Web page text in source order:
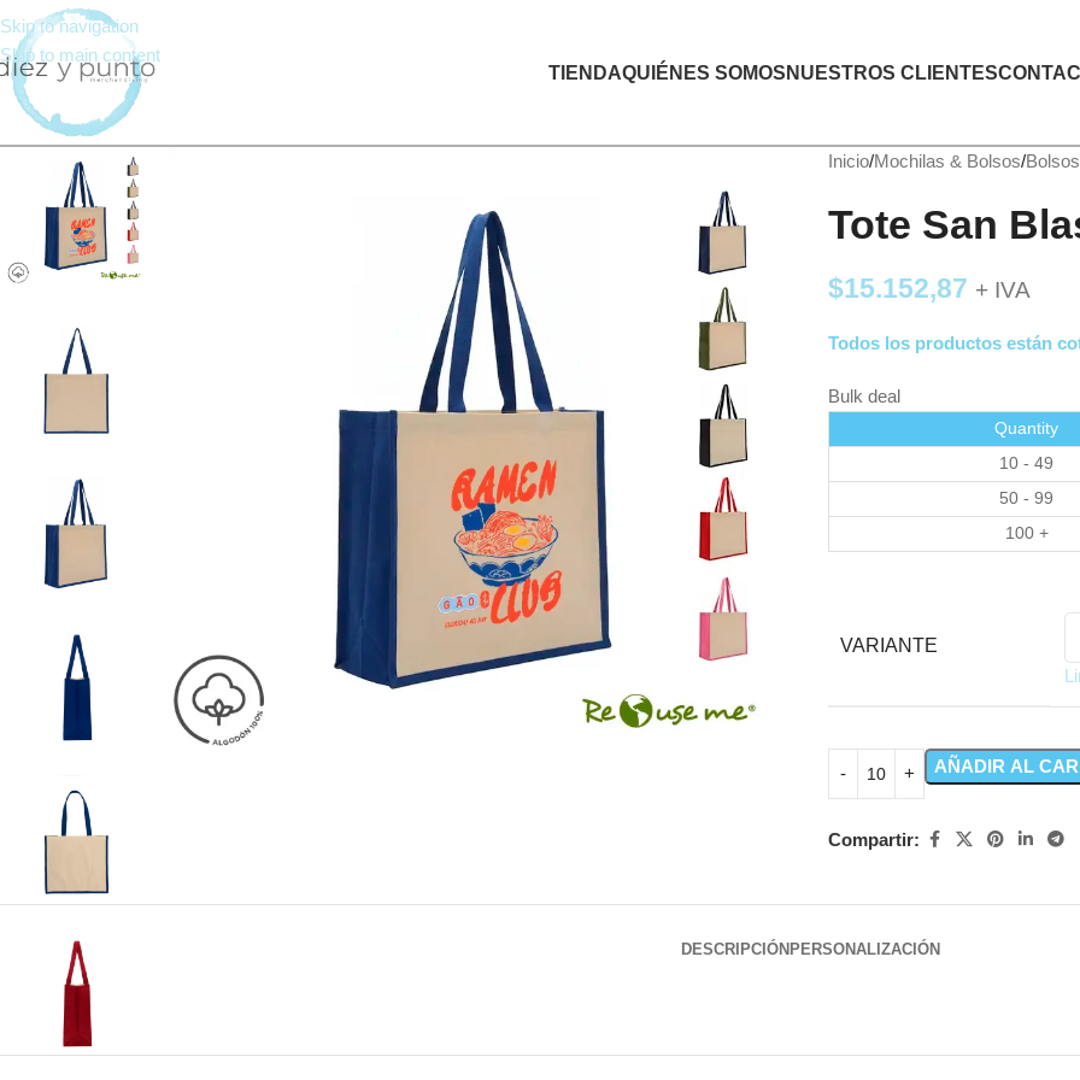
Skip to navigation
Skip to main content
TIENDAQUIÉNES SOMOS NUESTROS CLIENTES
Inicio Mochilas & Bolsos
Tote San
$15.152,87 + IVA
Todos los productos están
Bulk deal
Quantity
10 - 49
50 - 99
100 +
VARIANTE
AÑADIR AL
Compartir:
DESCRIPCIÓN PERSONALIZACIÓN